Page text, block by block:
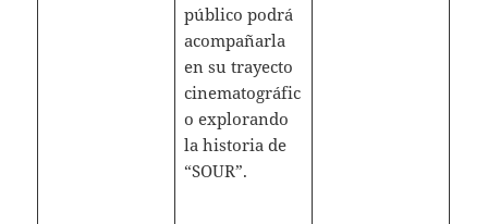
público podrá
acompañarla
en su trayecto
cinematográfic
o explorando
la historia de
“SOUR”.